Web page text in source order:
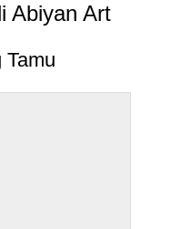
Abiyan Art
Tamu